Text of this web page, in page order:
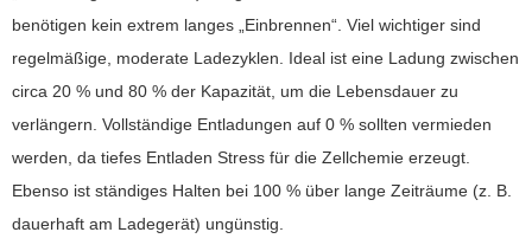
benötigen kein extrem langes „Einbrennen“. Viel wichtiger sind
regelmäßige, moderate Ladezyklen. Ideal ist eine Ladung zwischen
circa 20 % und 80 % der Kapazität, um die Lebensdauer zu
verlängern. Vollständige Entladungen auf 0 % sollten vermieden
werden, da tiefes Entladen Stress für die Zellchemie erzeugt.
Ebenso ist ständiges Halten bei 100 % über lange Zeiträume (z. B.
dauerhaft am Ladegerät) ungünstig.